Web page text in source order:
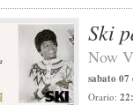
Ski
Now
sabato 07
Orario: